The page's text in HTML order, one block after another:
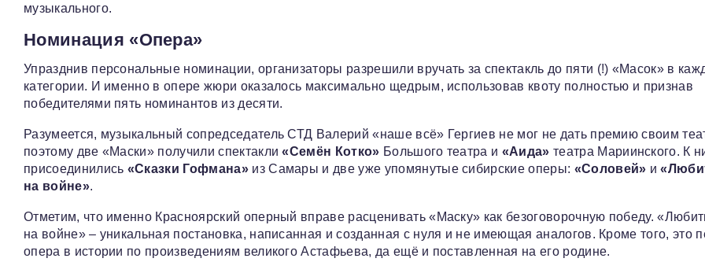
музыкального.
Номинация «Опера»
Упразднив персональные номинации, организаторы разрешили вручать за спектакль до пяти (!) «Масок» в
категории. И именно в опере жюри оказалось максимально щедрым, использовав квоту полностью и признав
победителями пять номинантов из десяти.
Разумеется, музыкальный сопредседатель СТД Валерий «наше всё» Гергиев не мог не дать премию своим
поэтому две «Маски» получили спектакли«Семён Котко» Большого театра и «Аида» театра Мариинского. К
присоединились «Сказки Гофмана»из Самары и две уже упомянутые сибирские оперы: «Соловей» и
на войне».
Отметим, что именно Красноярский оперный вправе расценивать «Маску» как безоговорочную победу.
на войне» – уникальная постановка, написанная и созданная с нуля и не имеющая аналогов. Кроме того, это
опера в истории по произведениям великого Астафьева, да ещё и поставленная на его родине.